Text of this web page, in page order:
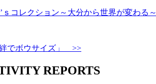
コレクション～大分から世界が変わる～
でボウサイズ」 >>
REPORTS